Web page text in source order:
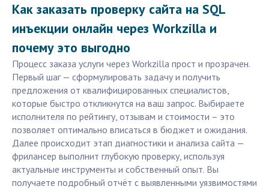
Как заказать проверку сайта на SQL
инъекции онлайн через Workzilla и
почему это выгодно
Процесс заказа услуги через Workzilla прост и прозрачен.
Первый шаг — сформулировать задачу и получить
предложения от квалифицированных специалистов,
которые быстро откликнутся на ваш запрос. Выбираете
исполнителя по рейтингу, отзывам и стоимости – это
позволяет оптимально вписаться в бюджет и ожидания.
Далее происходит этап диагностики и анализа сайта —
фрилансер выполнит глубокую проверку, используя
актуальные инструменты и собственный опыт. Вы
получаете подробный отчёт с выявленными уязвимостями